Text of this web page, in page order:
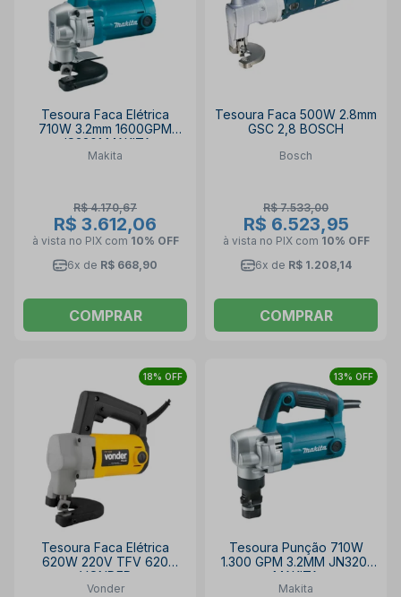
Tesoura Faca Elétrica
710W 3.2mm 1600GPM
JS3201 MAKITA
Makita
R$ 4.170,67
R$ 3.612,06
à vista no PIX com 10% OFF
6x de R$ 668,90
COMPRAR
Tesoura Faca 500W 2.8mm
GSC 2,8 BOSCH
Bosch
R$ 7.533,00
R$ 6.523,95
à vista no PIX com 10% OFF
6x de R$ 1.208,14
COMPRAR
18% OFF
Tesoura Faca Elétrica
620W 220V TFV 620
VONDER
Vonder
13% OFF
Tesoura Punção 710W
1.300 GPM 3.2MM JN3201
MAKITA
Makita